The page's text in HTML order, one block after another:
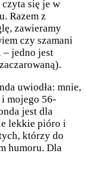
się je w
Razem z
zawieramy
czy szamani
– jedno jest
uwiodła: mnie,
mojego 56-
jest dla
lekkie pióro i
którzy do
humoru. Dla